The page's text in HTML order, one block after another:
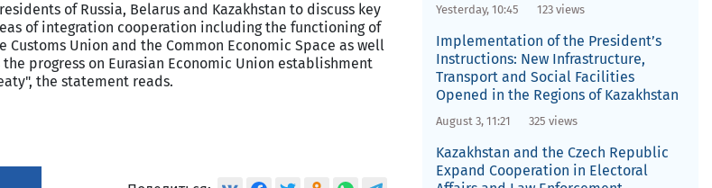
of Russia, Belarus and Kazakhstan to discuss key
of integration cooperation including the functioning of
Customs Union and the Common Economic Space as well
the progress on Eurasian Economic Union establishment
the statement reads.
Yesterday, 10:45 123 views
Implementation of the President’s
Instructions: New Infrastructure,
Transport and Social Facilities
Opened in the Regions of Kazakhstan
August 3, 11:21 325 views
Kazakhstan and the Czech Republic
Expand Cooperation in Electoral